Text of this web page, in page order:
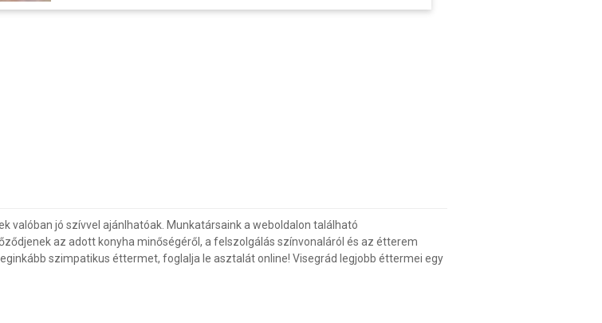
valóban jó szívvel ajánlhatóak. Munkatársaink a weboldalon található
az adott konyha minőségéről, a felszolgálás színvonaláról és az étterem
szimpatikus éttermet, foglalja le asztalát online! Visegrád legjobb éttermei egy